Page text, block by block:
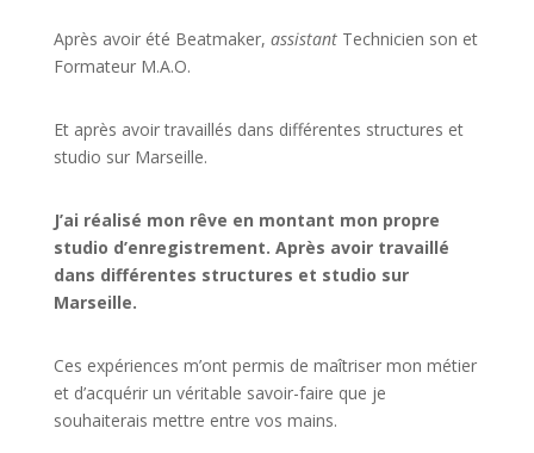
Après avoir été Beatmaker, assistant Technicien son et
Formateur M.A.O.
Et après avoir travaillés dans différentes structures et
studio sur Marseille.
J’ai réalisé mon rêve en montant mon propre
studio d’enregistrement. Après avoir travaillé
dans différentes structures et studio sur
Marseille.
Ces expériences m’ont permis de maîtriser mon métier
et d’acquérir un véritable savoir-faire que je
souhaiterais mettre entre vos mains.